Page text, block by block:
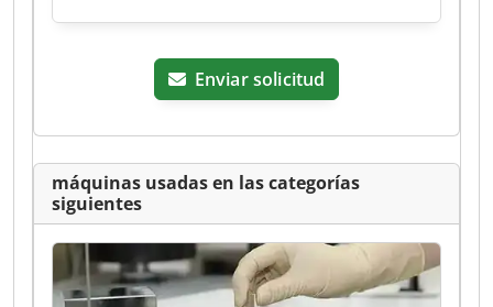
Enviar solicitud
máquinas usadas en las categorías
siguientes